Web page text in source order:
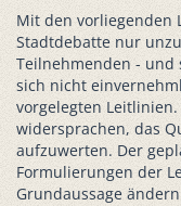
Mit den vorliegenden
Stadtdebatte nur
Teilnehmenden - und
sich nicht
vorgelegten
widersprachen, das
aufzuwerten. Der
Formulierungen der
Grundaussage